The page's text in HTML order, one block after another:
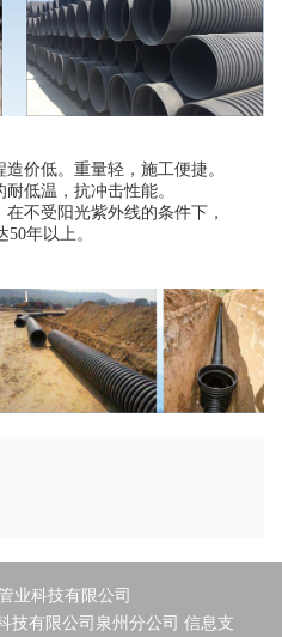
价低。重量轻，施工便捷。
低温，抗冲击性能。
不受阳光紫外线的条件下，
年以上。
业科技有限公司
技有限公司泉州分公司 信息支